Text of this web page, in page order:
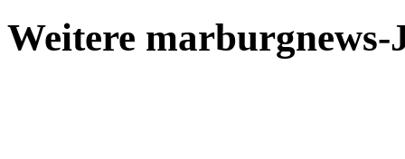
Weitere marburgnews-